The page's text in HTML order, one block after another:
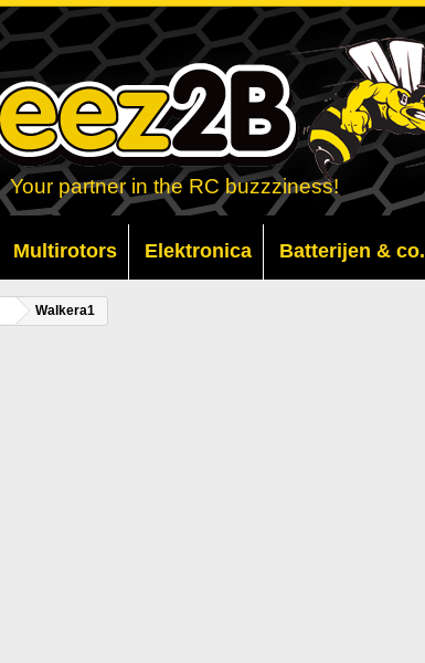
Your partner in the RC buzzziness!
Multirotors Elektronica Batterijen & co.
Walkera1